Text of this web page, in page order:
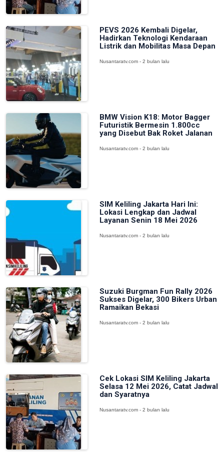
PEVS 2026 Kembali Digelar,
Hadirkan Teknologi Kendaraan
Listrik dan Mobilitas Masa Depan
Nusantaratv.com - 2 bulan lalu
BMW Vision K18: Motor Bagger
Futuristik Bermesin 1.800cc
yang Disebut Bak Roket Jalanan
Nusantaratv.com - 2 bulan lalu
SIM Keliling Jakarta Hari Ini:
Lokasi Lengkap dan Jadwal
Layanan Senin 18 Mei 2026
Nusantaratv.com - 2 bulan lalu
Suzuki Burgman Fun Rally 2026
Sukses Digelar, 300 Bikers Urban
Ramaikan Bekasi
Nusantaratv.com - 2 bulan lalu
Cek Lokasi SIM Keliling Jakarta
Selasa 12 Mei 2026, Catat Jadwal
dan Syaratnya
Nusantaratv.com - 2 bulan lalu